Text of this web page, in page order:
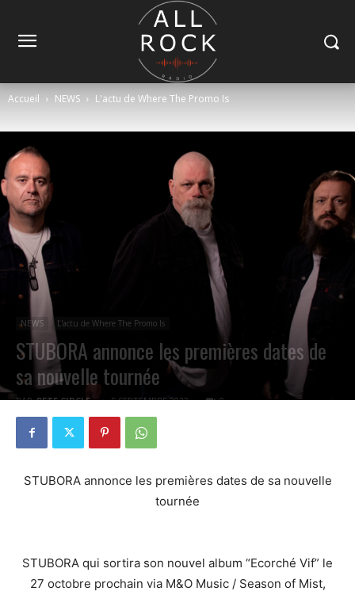
Accueil NEWS L'actu de Where The Promo Is
NEWS L'actu de Where The Promo Is
STUBORA annonce les premières dates de
sa nouvelle tournée
PAR PETE CIRCLE 5 SEPTEMBRE 2023 0
STUBORA annonce les premières dates de sa nouvelle
tournée
STUBORA qui sortira son nouvel album “Ecorché Vif” le
27 octobre prochain via M&O Music / Season of Mist,